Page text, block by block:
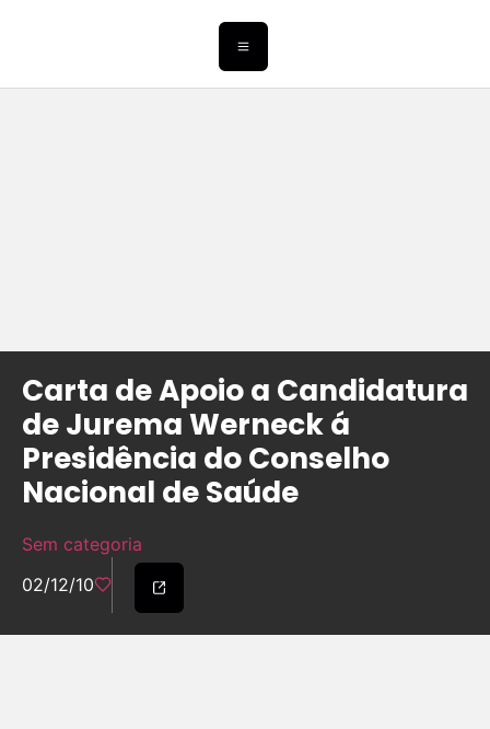
Carta de Apoio a Candidatura
de Jurema Werneck á
Presidência do Conselho
Nacional de Saúde
Sem categoria
02/12/10